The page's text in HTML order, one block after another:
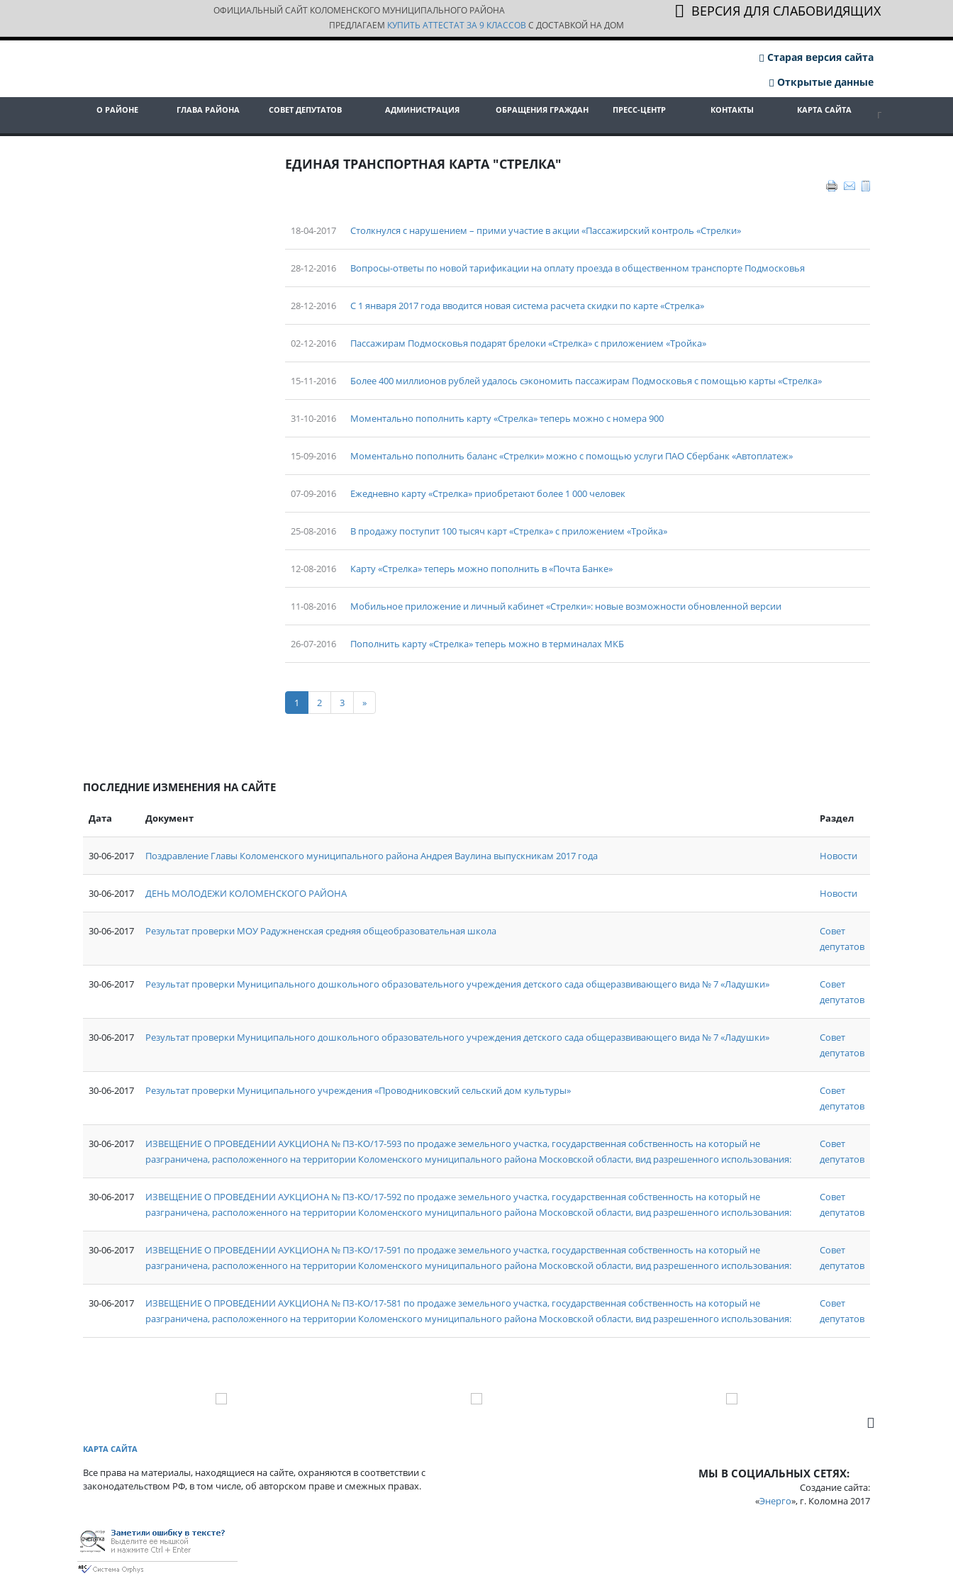
ВЕРСИЯ ДЛЯ СЛАБОВИДЯЩИХ
ОФИЦИАЛЬНЫЙ САЙТ КОЛОМЕНСКОГО МУНИЦИПАЛЬНОГО РАЙОНА
ПРЕДЛАГАЕМ КУПИТЬ АТТЕСТАТ ЗА 9 КЛАССОВ С ДОСТАВКОЙ НА ДОМ
Старая версия сайта
Открытые данные
О РАЙОНЕ ГЛАВА РАЙОНА СОВЕТ ДЕПУТАТОВ АДМИНИСТРАЦИЯ ОБРАЩЕНИЯ ГРАЖДАН ПРЕСС-ЦЕНТР КОНТАКТЫ КАРТА САЙТА
ЕДИНАЯ ТРАНСПОРТНАЯ КАРТА "СТРЕЛКА"
18-04-2017 Столкнулся с нарушением – прими участие в акции «Пассажирский контроль «Стрелки»
28-12-2016 Вопросы-ответы по новой тарификации на оплату проезда в общественном транспорте Подмосковья
28-12-2016 С 1 января 2017 года вводится новая система расчета скидки по карте «Стрелка»
02-12-2016 Пассажирам Подмосковья подарят брелоки «Стрелка» с приложением «Тройка»
15-11-2016 Более 400 миллионов рублей удалось сэкономить пассажирам Подмосковья с помощью карты «Стрелка»
31-10-2016 Моментально пополнить карту «Стрелка» теперь можно с номера 900
15-09-2016 Моментально пополнить баланс «Стрелки» можно с помощью услуги ПАО Сбербанк «Автоплатеж»
07-09-2016 Ежедневно карту «Стрелка» приобретают более 1 000 человек
25-08-2016 В продажу поступит 100 тысяч карт «Стрелка» с приложением «Тройка»
12-08-2016 Карту «Стрелка» теперь можно пополнить в «Почта Банке»
11-08-2016 Мобильное приложение и личный кабинет «Стрелки»: новые возможности обновленной версии
26-07-2016 Пополнить карту «Стрелка» теперь можно в терминалах МКБ
1 2 3 »
ПОСЛЕДНИЕ ИЗМЕНЕНИЯ НА САЙТЕ
Дата Документ Раздел
30-06-2017 Поздравление Главы Коломенского муниципального района Андрея Ваулина выпускникам 2017 года Новости
30-06-2017 ДЕНЬ МОЛОДЕЖИ КОЛОМЕНСКОГО РАЙОНА Новости
30-06-2017 Результат проверки МОУ Радужненская средняя общеобразовательная школа
Совет
депутатов
30-06-2017 Результат проверки Муниципального дошкольного образовательного учреждения детского сада общеразвивающего вида № 7 «Ладушки»
Совет
депутатов
30-06-2017 Результат проверки Муниципального дошкольного образовательного учреждения детского сада общеразвивающего вида № 7 «Ладушки»
Совет
депутатов
30-06-2017 Результат проверки Муниципального учреждения «Проводниковский сельский дом культуры»
Совет
депутатов
30-06-2017
ИЗВЕЩЕНИЕ О ПРОВЕДЕНИИ АУКЦИОНА № ПЗ-КО/17-593 по продаже земельного участка, государственная собственность на который не
разграничена, расположенного на территории Коломенского муниципального района Московской области, вид разрешенного использования:
Совет
депутатов
30-06-2017
ИЗВЕЩЕНИЕ О ПРОВЕДЕНИИ АУКЦИОНА № ПЗ-КО/17-592 по продаже земельного участка, государственная собственность на который не
разграничена, расположенного на территории Коломенского муниципального района Московской области, вид разрешенного использования:
Совет
депутатов
30-06-2017
ИЗВЕЩЕНИЕ О ПРОВЕДЕНИИ АУКЦИОНА № ПЗ-КО/17-591 по продаже земельного участка, государственная собственность на который не
разграничена, расположенного на территории Коломенского муниципального района Московской области, вид разрешенного использования:
Совет
депутатов
30-06-2017
ИЗВЕЩЕНИЕ О ПРОВЕДЕНИИ АУКЦИОНА № ПЗ-КО/17-581 по продаже земельного участка, государственная собственность на который не
разграничена, расположенного на территории Коломенского муниципального района Московской области, вид разрешенного использования:
Совет
депутатов
КАРТА САЙТА
Все права на материалы, находящиеся на сайте, охраняются в соответствии с
законодательством РФ, в том числе, об авторском праве и смежных правах.
МЫ В СОЦИАЛЬНЫХ СЕТЯХ:
Создание сайта:
«Энерго», г. Коломна 2017